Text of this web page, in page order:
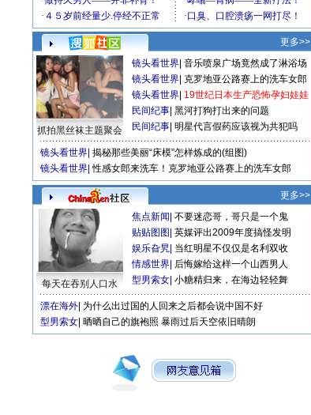
更多>>
抓拍黑丝袜主题聚会
镜头看世界 音乐喷泉广场竟然成了淋浴场
镜头看世界 克罗地亚公路赛上的洗车女郎
镜头看世界 19世纪日本生产恐怖孕妇娃娃
民间纪事 黑河打狗打出来的问题
民间纪事 明星代言假药应该视为共犯吗
镜头看世界 揭秘那些美丽“床模”怎样炼成的(组图)
镜头看世界 性感女郎来洗车！克罗地亚公路赛上的洗车女郎
更多>>
每天在吞别人口水
焦点新闻 不要迷恋哥，哥只是一个鬼
贴贴图图 英媒评出2009年度搞怪发明
娱乐旮旯 当红明星不仅仅是名利双收
情感世界 后悔嫁给这样一个山西男人
型男索女 小糖精归来，在海边轻轻舞
漂在海外 为什么出过国的人回来之后都会说中国不好
型男索女 晒晒自己的旗袍照 暴雨过后天空依旧晴朗